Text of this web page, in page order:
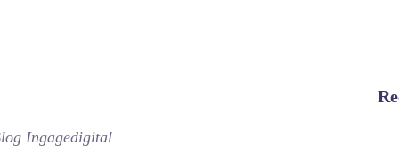
Ingagedigital